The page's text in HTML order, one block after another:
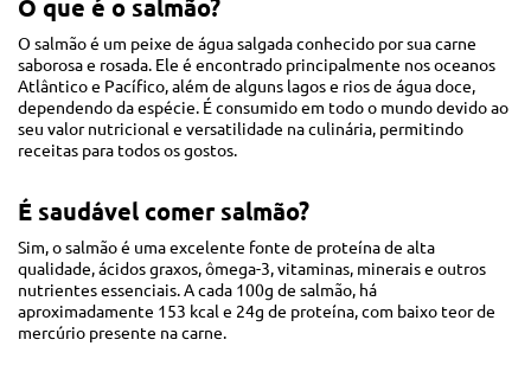
O que é o salmão?
O salmão é um peixe de água salgada conhecido por sua carne
saborosa e rosada. Ele é encontrado principalmente nos oceanos
Atlântico e Pacífico, além de alguns lagos e rios de água doce,
dependendo da espécie. É consumido em todo o mundo devido ao
seu valor nutricional e versatilidade na culinária, permitindo
receitas para todos os gostos.
É saudável comer salmão?
Sim, o salmão é uma excelente fonte de proteína de alta
qualidade, ácidos graxos, ômega-3, vitaminas, minerais e outros
nutrientes essenciais. A cada 100g de salmão, há
aproximadamente 153 kcal e 24g de proteína, com baixo teor de
mercúrio presente na carne.